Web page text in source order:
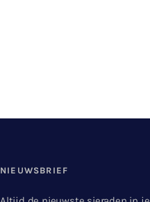
NIEUWSBRIEF